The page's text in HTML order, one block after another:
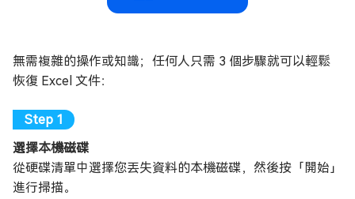
無需複雜的操作或知識；任何人只需 3 個步驟就可以輕鬆
恢復 Excel 文件：
選擇本機磁碟
從硬碟清單中選擇您丟失資料的本機磁碟，然後按「開始」
進行掃描。